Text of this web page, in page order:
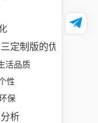
定制版的优势
活品质
性
保
析
军人物
pk类视频
内部视频